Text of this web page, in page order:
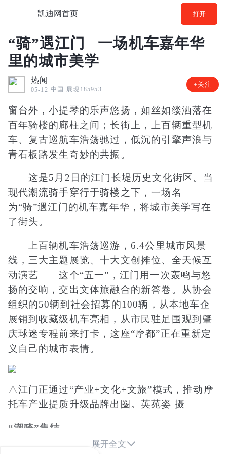
凯迪网首页 打开
“骑”遇江门 一场机车嘉年华
里的城市美学
热闻
05-12 中国 展现185953
+关注
窗台外，小提琴的乐声悠扬，如丝如缕洒落在
百年骑楼的廊柱之间；长街上，上百辆重型机
车、复古巡航车浩荡驰过，低沉的引擎声浪与
青石板路发生奇妙的共振。
这是5月2日的江门长堤历史文化街区。当
现代潮流骑手穿行于骑楼之下，一场名
为“骑”遇江门的机车嘉年华，将城市美学写在
了街头。
上百辆机车浩荡巡游，6.4公里城市风景
线，三大主题展览、十大文创摊位、全天候互
动演艺——这个“五一”，江门用一次轰鸣与悠
扬的交响，交出文体旅融合的新答卷。从协会
组织的50辆到社会招募的100辆，从本地车企
展销到收藏级机车亮相，从市民驻足围观到肇
庆球迷专程前来打卡，这座“摩都”正在重新定
义自己的城市表情。
△江门正通过“产业+文化+文旅”模式，推动摩
托车产业提质升级品牌出圈。英苑姿 摄
“潮骑”集结
展开全文